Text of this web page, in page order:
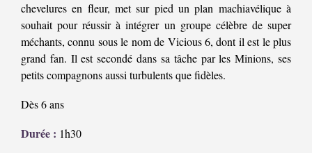
chevelures en fleur, met sur pied un plan machiavélique à
souhait pour réussir à intégrer un groupe célèbre de super
méchants, connu sous le nom de Vicious 6, dont il est le plus
grand fan. Il est secondé dans sa tâche par les Minions, ses
petits compagnons aussi turbulents que fidèles.
Dès 6 ans
Durée : 1h30